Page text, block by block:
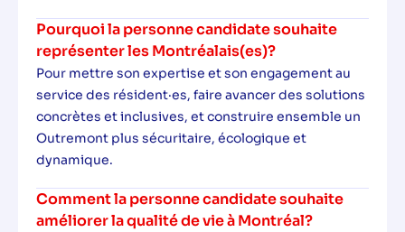
Pourquoi la personne candidate souhaite
représenter les Montréalais(es)?
Pour mettre son expertise et son engagement au
service des résident·es, faire avancer des solutions
concrètes et inclusives, et construire ensemble un
Outremont plus sécuritaire, écologique et
dynamique.
Comment la personne candidate souhaite
améliorer la qualité de vie à Montréal?